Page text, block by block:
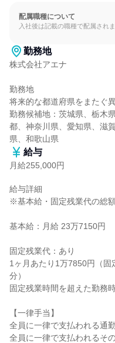
配属職種について
入社後は記載の職種で配属されま
勤務地
株式会社アエナ
勤務地
将来的な都道府県をまたぐ
勤務候補地：茨城県、栃木
都、神奈川県、愛知県、滋
県、和歌山県
給与
月給255,000円
給与詳細
※基本給・固定残業代の総
基本給：月給 23万7150円
固定残業代：あり
1ヶ月あたり1万7850円（
分）
固定残業時間を超えた勤務
【一律手当】
全員に一律で支払われる通
全員に一律で支払われるそ